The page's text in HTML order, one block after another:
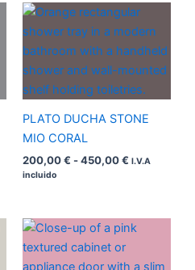
PLATO DUCHA STONE
MIO CORAL
200,00€ -450,00€
Rango
precios:
desde
200,00 €
hasta
450,00 €
I.V.A
incluido
Rango
desde